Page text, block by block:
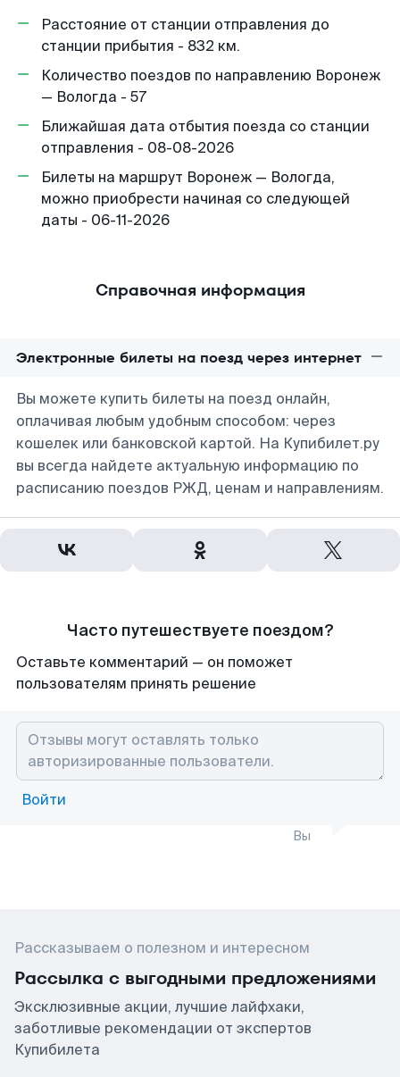
Расстояние от станции отправления до
станции прибытия - 832 км.
Количество поездов по направлению Воронеж
— Вологда - 57
Ближайшая дата отбытия поезда со станции
отправления - 08-08-2026
Билеты на маршрут Воронеж — Вологда,
можно приобрести начиная со следующей
даты - 06-11-2026
Справочная информация
Электронные билеты на поезд через интернет
Вы можете купить билеты на поезд онлайн,
оплачивая любым удобным способом: через
кошелек или банковской картой. На Купибилет.ру
вы всегда найдете актуальную информацию по
расписанию поездов РЖД, ценам и направлениям.
Часто путешествуете поездом?
Оставьте комментарий — он поможет
пользователям принять решение
Войти
Вы
Рассказываем о полезном и интересном
Рассылка с выгодными предложениями
Эксклюзивные акции, лучшие лайфхаки,
заботливые рекомендации от экспертов
Купибилета